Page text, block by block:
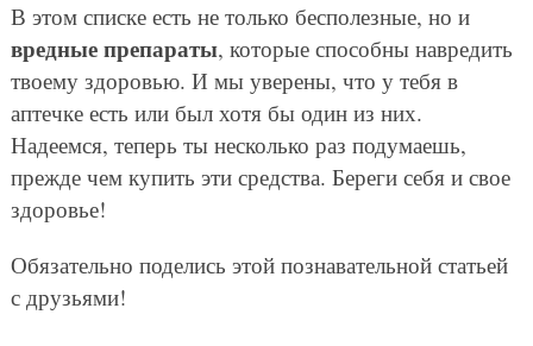
В этом списке есть не только бесполезные, но и
вредные препараты, которые способны навредить
твоему здоровью. И мы уверены, что у тебя в
аптечке есть или был хотя бы один из них.
Надеемся, теперь ты несколько раз подумаешь,
прежде чем купить эти средства. Береги себя и свое
здоровье!
Обязательно поделись этой познавательной статьей
с друзьями!